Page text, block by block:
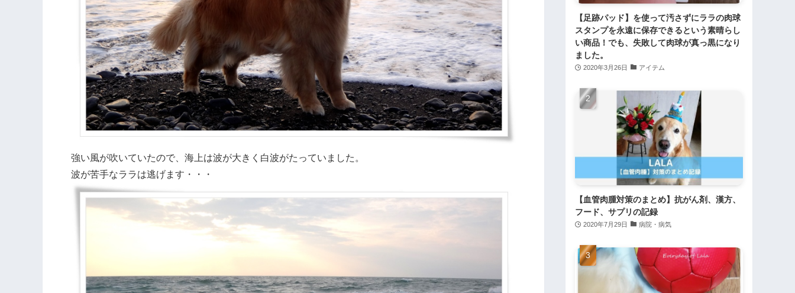
強い風が吹いていたので、海上は波が大きく白波がたっていました。
波が苦手なララは逃げます・・・
【足跡パッド】を使って汚さずにララの肉球
スタンプを永遠に保存できるという素晴らし
い商品！でも、失敗して肉球が真っ黒になり
ました。
2020年3月26日 アイテム
【血管肉腫対策のまとめ】抗がん剤、漢方、
フード、サプリの記録
2020年7月29日 病院・病気